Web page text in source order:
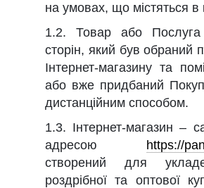
на умовах, що містяться в
1.2. Товар або
сторін, який був обраний
Інтернет-магазину та
або вже придбаний
дистанційним способом.
1.3. Інтернет-магазин –
адресою https://
створений для
роздрібної та оптової